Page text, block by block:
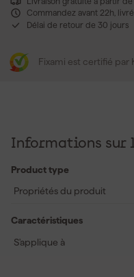
Commandez avant 22h,
Délai de retour de 30 jours
Fixami est certifié par
Informations sur
Product type
Propriétés du produit
Caractéristiques
S'applique à